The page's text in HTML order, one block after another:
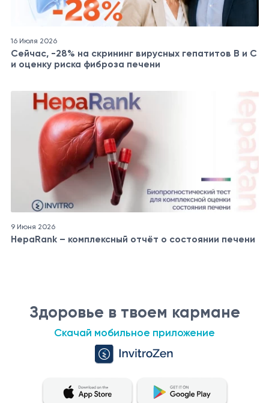
16 Июля 2026
Сейчас, -28% на скрининг вирусных гепатитов B и C
и оценку риска фиброза печени
9 Июня 2026
HepaRank – комплексный отчёт о состоянии печени
Здоровье в твоем кармане
Скачай мобильное приложение